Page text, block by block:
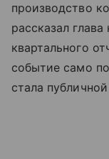
производство
рассказал
квартального
событие само
стала